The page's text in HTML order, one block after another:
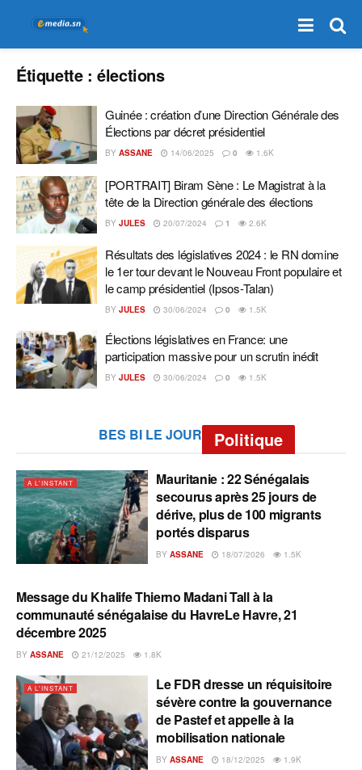
Étiquette :élections
Guinée : création d’une Direction Générale des
Élections par décret présidentiel
BY ASSANE 14/06/2025 0 1.6K
[PORTRAIT] Biram Sène : Le Magistrat à la
tête de la Direction générale des élections
BY JULES 20/07/2024 1 2.6K
Résultats des législatives 2024 : le RN domine
le 1er tour devant le Nouveau Front populaire et
le camp présidentiel (Ipsos-Talan)
BY JULES 30/06/2024 0 1.5K
Élections législatives en France: une
participation massive pour un scrutin inédit
BY JULES 30/06/2024 0 1.5K
BES BI LE JOUR Politique
A L'INSTANT
Mauritanie : 22 Sénégalais
secourus après 25 jours de
dérive, plus de 100 migrants
portés disparus
BY ASSANE 18/07/2026 1.5K
A L'INSTANT
Message du Khalife Thierno Madani Tall à la
communauté sénégalaise du HavreLe Havre, 21
décembre 2025
BY ASSANE 21/12/2025 1.8K
A L'INSTANT
Le FDR dresse un réquisitoire
sévère contre la gouvernance
de Pastef et appelle à la
mobilisation nationale
BY ASSANE 18/12/2025 1.9K